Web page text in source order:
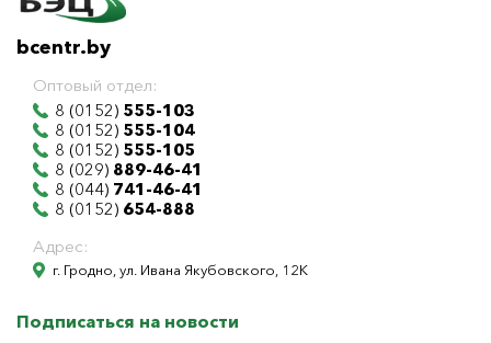
bcentr.by
Оптовый отдел:
8 (0152) 555-103
8 (0152) 555-104
8 (0152) 555-105
8 (029) 889-46-41
8 (044) 741-46-41
8 (0152) 654-888
Адрес:
г. Гродно, ул. Ивана Якубовского, 12К
Подписаться на новости